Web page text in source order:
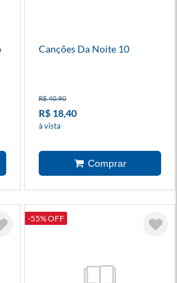
Canções Da Noite 10
R$ 40,90
R$ 18,40
à vista
-55% OFF